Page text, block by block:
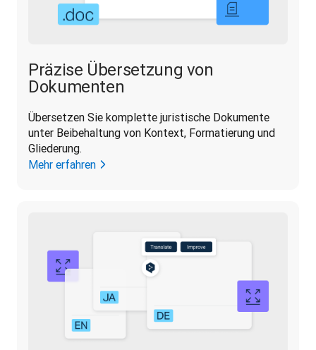
Präzise Übersetzung von
Dokumenten
Übersetzen Sie komplette juristische Dokumente
unter Beibehaltung von Kontext, Formatierung und
Gliederung.
Mehr erfahren